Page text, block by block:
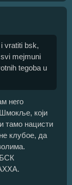
vratiti bsk,
mejmuni
tegoba u
него
који
тамо нацисти
клубое, да